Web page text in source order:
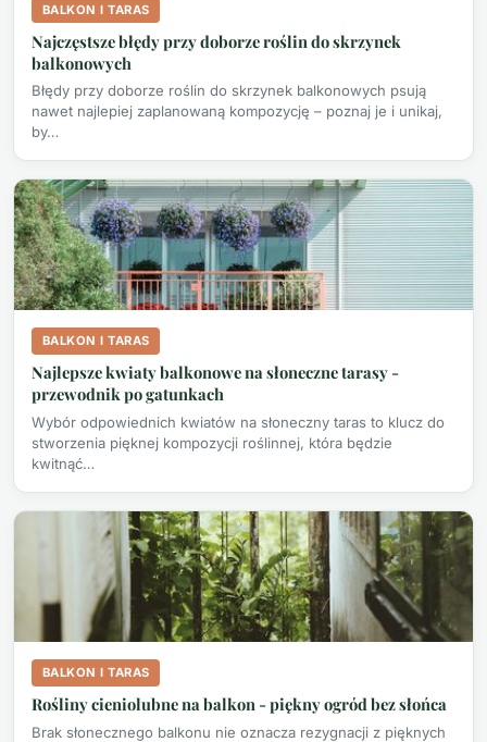
BALKON I TARAS
Najczęstsze błędy przy doborze roślin do skrzynek
balkonowych
Błędy przy doborze roślin do skrzynek balkonowych psują
nawet najlepiej zaplanowaną kompozycję – poznaj je i unikaj,
by…
BALKON I TARAS
Najlepsze kwiaty balkonowe na słoneczne tarasy -
przewodnik po gatunkach
Wybór odpowiednich kwiatów na słoneczny taras to klucz do
stworzenia pięknej kompozycji roślinnej, która będzie
kwitnąć…
BALKON I TARAS
Rośliny cieniolubne na balkon - piękny ogród bez słońca
Brak słonecznego balkonu nie oznacza rezygnacji z pięknych